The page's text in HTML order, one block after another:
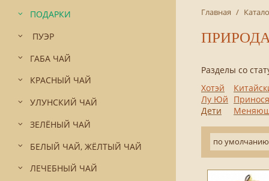
ПОДАРКИ
ПУЭР
ГАБА ЧАЙ
КРАСНЫЙ ЧАЙ
УЛУНСКИЙ ЧАЙ
ЗЕЛЁНЫЙ ЧАЙ
БЕЛЫЙ ЧАЙ, ЖЁЛТЫЙ ЧАЙ
ЛЕЧЕБНЫЙ ЧАЙ
Главная /
Хотэй
Лу Юй
Дети
по умолчанию